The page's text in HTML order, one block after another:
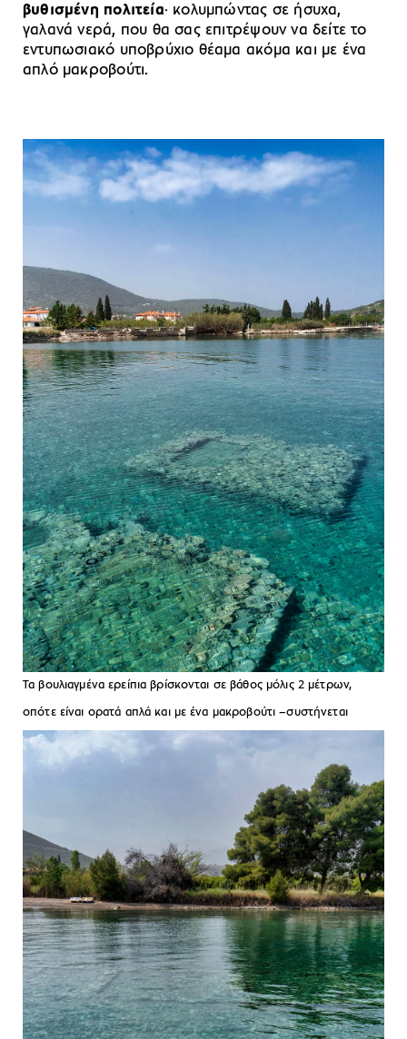
βυθισμένη πολιτεία· κολυμπώντας σε ήσυχα,
γαλανά νερά, που θα σας επιτρέψουν να δείτε το
εντυπωσιακό υποβρύχιο θέαμα ακόμα και με ένα
απλό μακροβούτι.
Τα βουλιαγμένα ερείπια βρίσκονται σε βάθος μόλις 2 μέτρων,
οπότε είναι ορατά απλά και με ένα μακροβούτι –συστήνεται
βέβαια να φέρετε μάσκα. Photo: Περικλής Μεράκος